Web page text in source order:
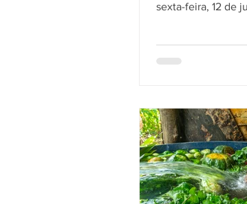
sexta-feira, 12 de
Sonhos”,
iniciativa segue
oficinas
de
população em
vulnerabilidade do